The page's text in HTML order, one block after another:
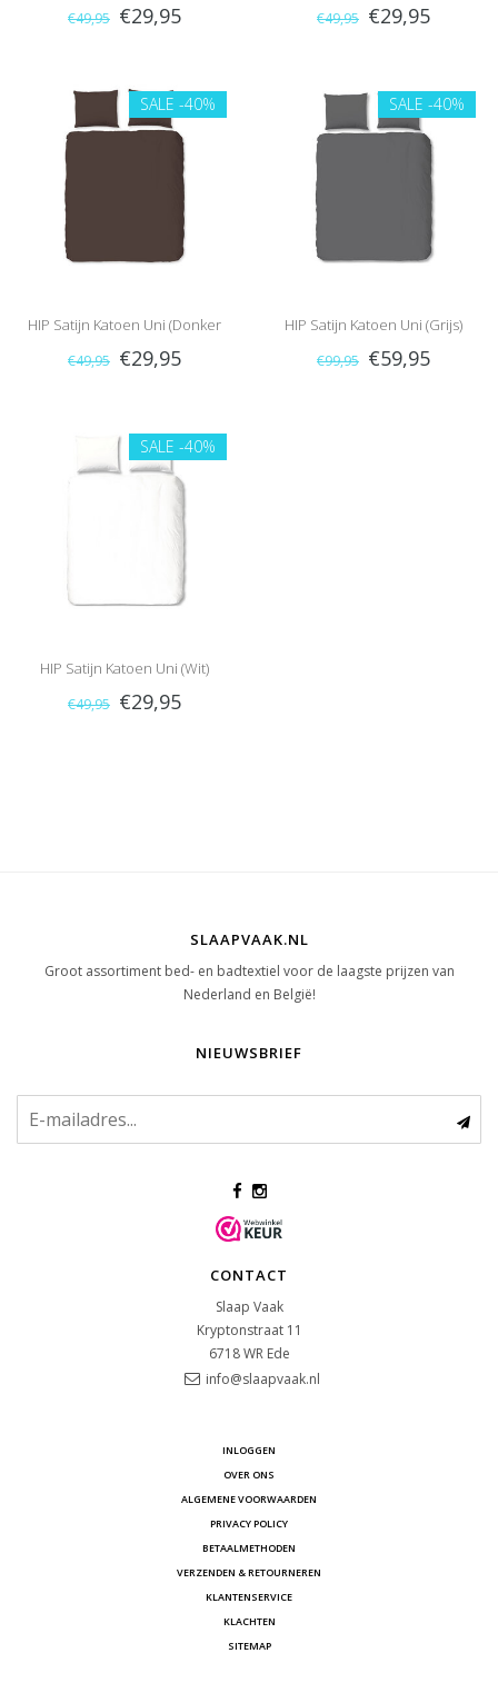
€49,95 €29,95 €49,95 €29,95
SALE -40%
HIP Satijn Katoen Uni (Donker
€49,95 €29,95
SALE -40%
HIP Satijn Katoen Uni (Grijs)
€99,95 €59,95
SALE -40%
HIP Satijn Katoen Uni (Wit)
€49,95 €29,95
SLAAPVAAK.NL
Groot assortiment bed- en badtextiel voor de laagste prijzen van
Nederland en België!
NIEUWSBRIEF
CONTACT
Slaap Vaak
Kryptonstraat 11
6718 WR Ede
info@slaapvaak.nl
INLOGGEN
OVER ONS
ALGEMENE VOORWAARDEN
PRIVACY POLICY
BETAALMETHODEN
VERZENDEN & RETOURNEREN
KLANTENSERVICE
KLACHTEN
SITEMAP